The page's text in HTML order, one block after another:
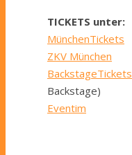
TICKETS unter:
MünchenTickets
ZKV München
BackstageTickets
Backstage)
Eventim